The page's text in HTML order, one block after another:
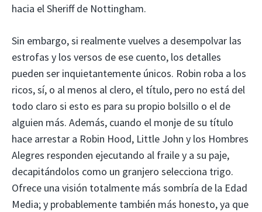
hacia el Sheriff de Nottingham.
Sin embargo, si realmente vuelves a desempolvar las
estrofas y los versos de ese cuento, los detalles
pueden ser inquietantemente únicos. Robin roba a los
ricos, sí, o al menos al clero, el título, pero no está del
todo claro si esto es para su propio bolsillo o el de
alguien más. Además, cuando el monje de su título
hace arrestar a Robin Hood, Little John y los Hombres
Alegres responden ejecutando al fraile y a su paje,
decapitándolos como un granjero selecciona trigo.
Ofrece una visión totalmente más sombría de la Edad
Media; y probablemente también más honesto, ya que